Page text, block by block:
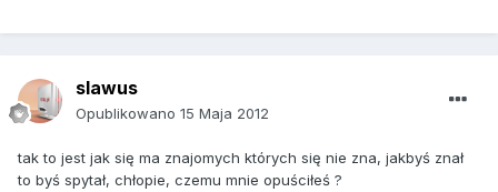
slawus
Opublikowano 15 Maja 2012
tak to jest jak się ma znajomych których się nie zna, jakbyś znał
to byś spytał, chłopie, czemu mnie opuściłeś ?